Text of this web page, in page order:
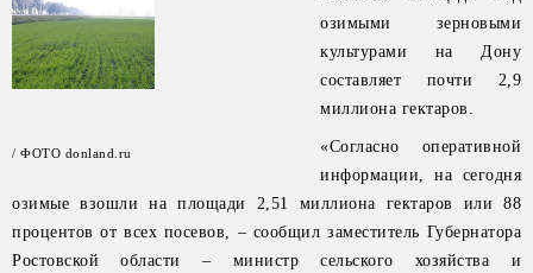
/ ФОТО donland.ru
озимыми зерновыми
культурами на Дону
составляет почти 2,9
миллиона гектаров.
«Согласно оперативной
информации, на сегодня
озимые взошли на площади 2,51 миллиона гектаров или 88
процентов от всех посевов, – сообщил заместитель Губернатора
Ростовской области – министр сельского хозяйства и